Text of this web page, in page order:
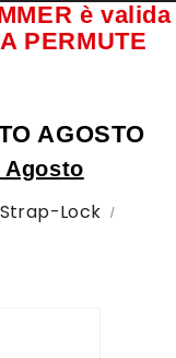
è valida
PERMUTE
AGOSTO
Agosto
Lock